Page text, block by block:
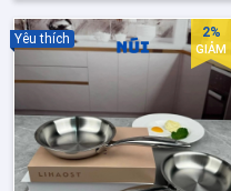
Yêu thích 2%
GIẢM